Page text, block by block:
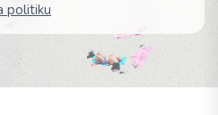
politiku